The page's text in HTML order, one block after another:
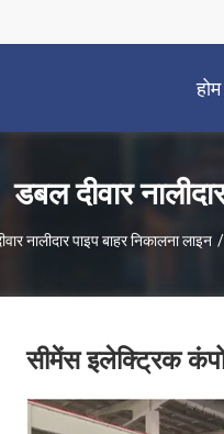
होम
डबल दीवार
नालीदार पाइप बाहर निकालना लाइन /
सीमेंस इलेक्ट्रिक